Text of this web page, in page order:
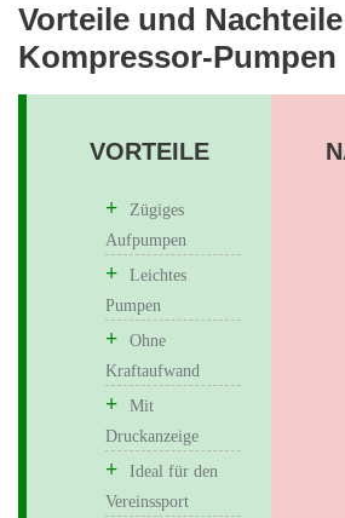
Vorteile und
Kompressor-Pumpen
VORTEILE
Zügiges
Aufpumpen
Leichtes
Pumpen
Ohne
Kraftaufwand
Mit
Druckanzeige
Ideal für den
Vereinssport